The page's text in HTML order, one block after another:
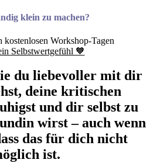
klein zu machen?
kostenlosen Workshop-Tagen
Selbstwertgefühl 🧡
du liebevoller mit dir
deine kritischen
und dir selbst zu
wirst – auch wenn
das für dich nicht
ist.